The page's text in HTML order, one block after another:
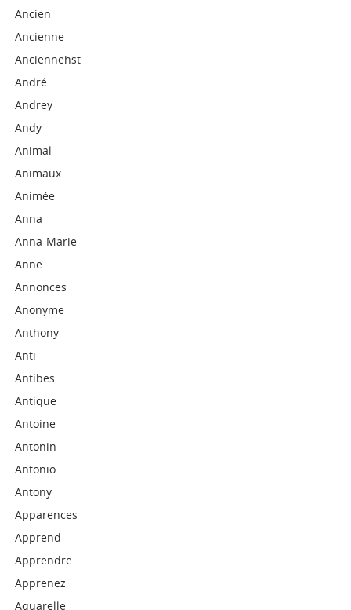
Ancien
Ancienne
Anciennehst
André
Andrey
Andy
Animal
Animaux
Animée
Anna
Anna-Marie
Anne
Annonces
Anonyme
Anthony
Anti
Antibes
Antique
Antoine
Antonin
Antonio
Antony
Apparences
Apprend
Apprendre
Apprenez
Aquarelle